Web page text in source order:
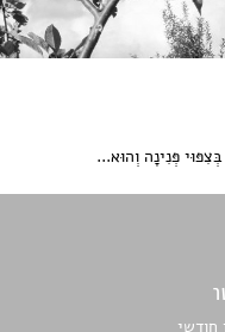
פְּנִינָה וְהוּא...
חודשי